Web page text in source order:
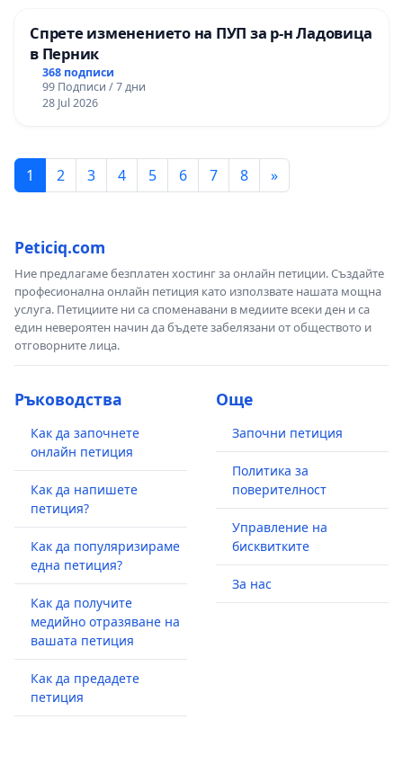
Спрете изменението на ПУП за р-н Ладовица
в Перник
368 подписи
99 Подписи / 7 дни
28 Jul 2026
1 2 3 4 5 6 7 8 »
Peticiq.com
Ние предлагаме безплатен хостинг за онлайн петиции. Създайте
професионална онлайн петиция като използвате нашата мощна
услуга. Петициите ни са споменавани в медиите всеки ден и са
един невероятен начин да бъдете забелязани от обществото и
отговорните лица.
Ръководства
Как да започнете
онлайн петиция
Как да напишете
петиция?
Как да популяризираме
една петиция?
Как да получите
медийно отразяване на
вашата петиция
Как да предадете
петиция
Още
Започни петиция
Политика за
поверителност
Управление на
бисквитките
За нас